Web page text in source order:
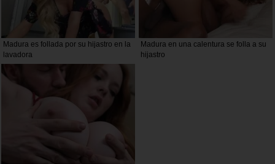
Madura es follada por su hijastro en la
lavadora
Madura en una calentura se folla a su
hijastro